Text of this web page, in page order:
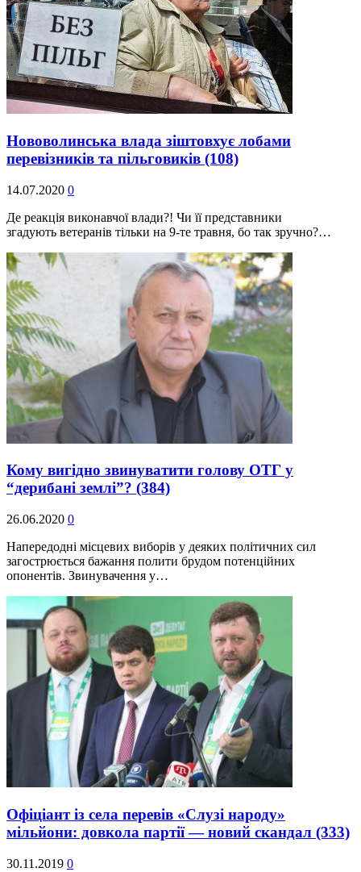
Нововолинська влада зіштовхує лобами
перевізників та пільговиків (108)
14.07.2020 0
Де реакція виконавчої влади?! Чи її представники
згадують ветеранів тільки на 9-те травня, бо так зручно?…
Кому вигідно звинуватити голову ОТГ у
“дерибані землі”? (384)
26.06.2020 0
Напередодні місцевих виборів у деяких політичних сил
загострюється бажання полити брудом потенційних
опонентів. Звинувачення у…
Офіціант із села перевів «Слузі народу»
мільйони: довкола партії — новий скандал (333)
30.11.2019 0